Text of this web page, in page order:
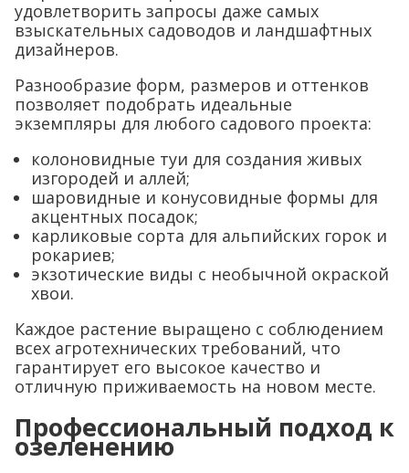
удовлетворить запросы даже самых
взыскательных садоводов и ландшафтных
дизайнеров.
Разнообразие форм, размеров и оттенков
позволяет подобрать идеальные
экземпляры для любого садового проекта:
колоновидные туи для создания живых
изгородей и аллей;
шаровидные и конусовидные формы для
акцентных посадок;
карликовые сорта для альпийских горок и
рокариев;
экзотические виды с необычной окраской
хвои.
Каждое растение выращено с соблюдением
всех агротехнических требований, что
гарантирует его высокое качество и
отличную приживаемость на новом месте.
Профессиональный подход к
озеленению